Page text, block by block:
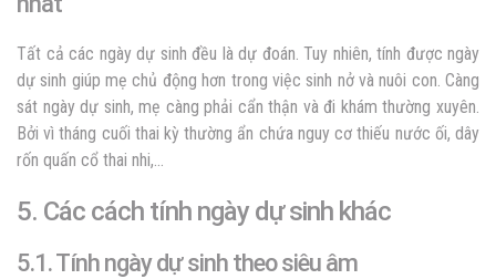
Tất cả các ngày dự sinh đều là dự đoán. Tuy nhiên, tính được ngày
dự sinh giúp mẹ chủ động hơn trong việc sinh nở và nuôi con. Càng
sát ngày dự sinh, mẹ càng phải cẩn thận và đi khám thường xuyên.
Bởi vì tháng cuối thai kỳ thường ẩn chứa nguy cơ thiếu nước ối, dây
rốn quấn cổ thai nhi,…
5. Các cách tính ngày dự sinh khác
5.1. Tính ngày dự sinh theo siêu âm